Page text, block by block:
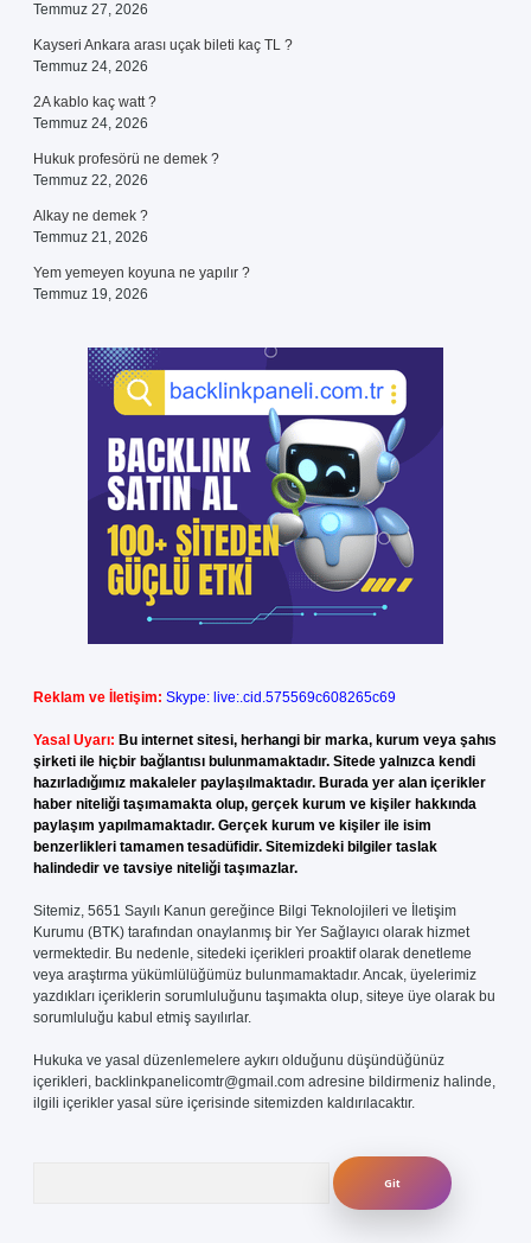
Temmuz 27, 2026
Kayseri Ankara arası uçak bileti kaç TL ?
Temmuz 24, 2026
2A kablo kaç watt ?
Temmuz 24, 2026
Hukuk profesörü ne demek ?
Temmuz 22, 2026
Alkay ne demek ?
Temmuz 21, 2026
Yem yemeyen koyuna ne yapılır ?
Temmuz 19, 2026
Reklam ve İletişim: Skype: live:.cid.575569c608265c69
Yasal Uyarı: Bu internet sitesi, herhangi bir marka, kurum veya şahıs
şirketi ile hiçbir bağlantısı bulunmamaktadır. Sitede yalnızca kendi
hazırladığımız makaleler paylaşılmaktadır. Burada yer alan içerikler
haber niteliği taşımamakta olup, gerçek kurum ve kişiler hakkında
paylaşım yapılmamaktadır. Gerçek kurum ve kişiler ile isim
benzerlikleri tamamen tesadüfidir. Sitemizdeki bilgiler taslak
halindedir ve tavsiye niteliği taşımazlar.
Sitemiz, 5651 Sayılı Kanun gereğince Bilgi Teknolojileri ve İletişim
Kurumu (BTK) tarafından onaylanmış bir Yer Sağlayıcı olarak hizmet
vermektedir. Bu nedenle, sitedeki içerikleri proaktif olarak denetleme
veya araştırma yükümlülüğümüz bulunmamaktadır. Ancak, üyelerimiz
yazdıkları içeriklerin sorumluluğunu taşımakta olup, siteye üye olarak bu
sorumluluğu kabul etmiş sayılırlar.
Hukuka ve yasal düzenlemelere aykırı olduğunu düşündüğünüz
içerikleri, backlinkpanelicomtr@gmail.com adresine bildirmeniz halinde,
ilgili içerikler yasal süre içerisinde sitemizden kaldırılacaktır.